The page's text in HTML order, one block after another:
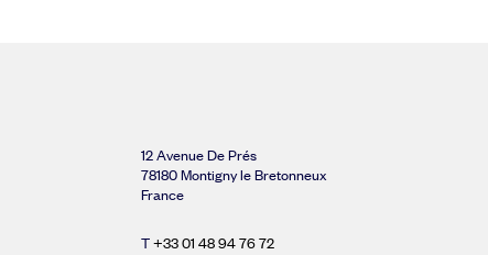
12 Avenue De Prés
78180 Montigny le Bretonneux
France
T+33 01 48 94 76 72